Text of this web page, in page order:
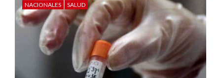
NACIONALES SALUD